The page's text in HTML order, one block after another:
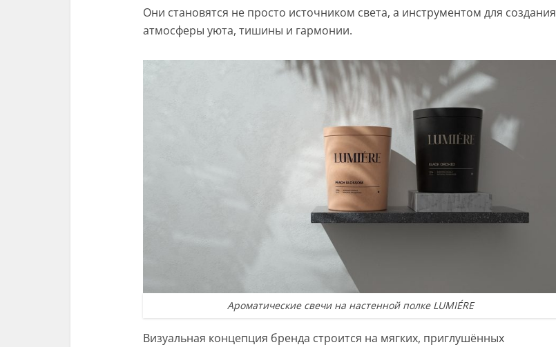
Они становятся не просто источником света, а инструментом для создания
атмосферы уюта, тишины и гармонии.
Ароматические свечи на настенной полке LUMIÉRE
Визуальная концепция бренда строится на мягких, приглушённых